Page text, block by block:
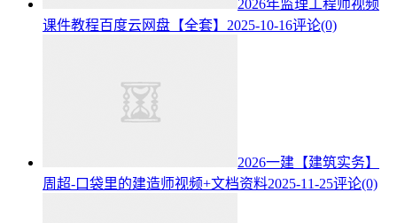
2026年监理工程师视频
课件教程百度云网盘【全套】 2025-10-16评论(0)
2026一建【建筑实务】
周超-口袋里的建造师视频+文档资料2025-11-25评论(0)